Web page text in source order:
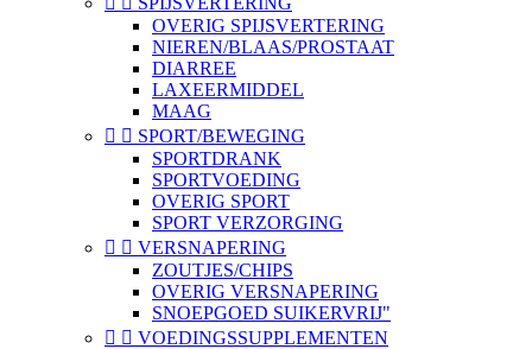
OVERIG SPIJSVERTERING
NIEREN/BLAAS/PROSTAAT
DIARREE
LAXEERMIDDEL
MAAG
  SPORT/BEWEGING
SPORTDRANK
SPORTVOEDING
OVERIG SPORT
SPORT VERZORGING
  VERSNAPERING
ZOUTJES/CHIPS
OVERIG VERSNAPERING
SNOEPGOED SUIKERVRIJ"
  VOEDINGSSUPPLEMENTEN